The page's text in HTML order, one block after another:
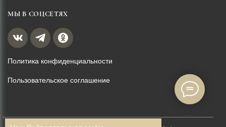
МЫ В СОЦСЕТЯХ
Политика конфиденциальности
Пользовательское соглашение